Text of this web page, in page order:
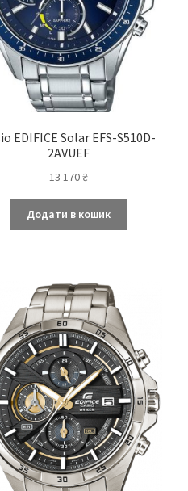
EDIFICE Solar EFS-S510D-
2AVUEF
13 170₴
Додати в кошик